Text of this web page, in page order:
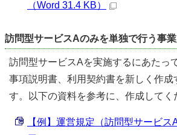
（Word 31.4 KB）
訪問型サービスAのみを単独で行う事
訪問型サービスAを実施するにあたっ
事項説明書、利用契約書を新しく作成
す。以下の資料を参考に、作成してく
【例】運営規定（訪問型サービ